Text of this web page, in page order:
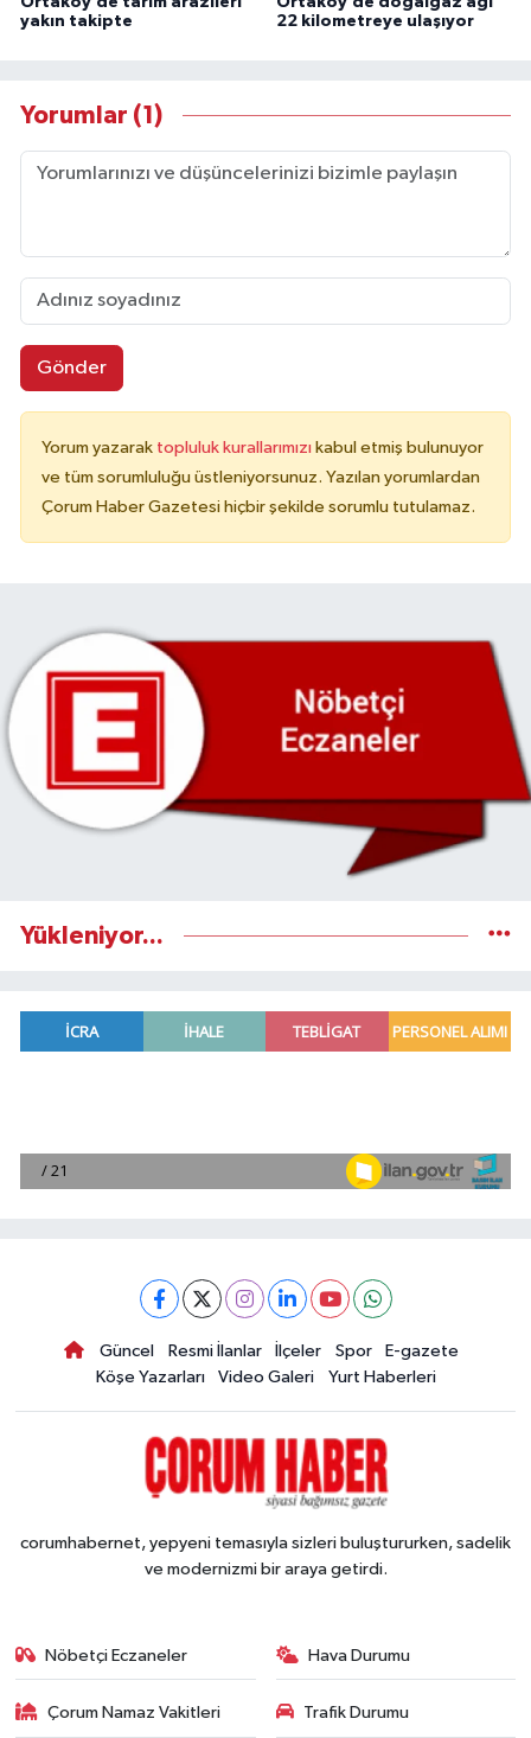
yakın takipte
22 kilometreye ulaşıyor
Yorumlar (1)
Gönder
Yorum yazarak topluluk kurallarımızı kabul etmiş bulunuyor
ve tüm sorumluluğu üstleniyorsunuz. Yazılan yorumlardan
Çorum Haber Gazetesi hiçbir şekilde sorumlu tutulamaz.
Yükleniyor...
Güncel Resmi İlanlar İlçeler Spor
E-gazete
Köşe Yazarları
Video Galeri Yurt Haberleri
corumhabernet, yepyeni temasıyla sizleri buluştururken, sadelik
ve modernizmi bir araya getirdi.
Nöbetçi Eczaneler Hava Durumu
Çorum Namaz Vakitleri Trafik Durumu